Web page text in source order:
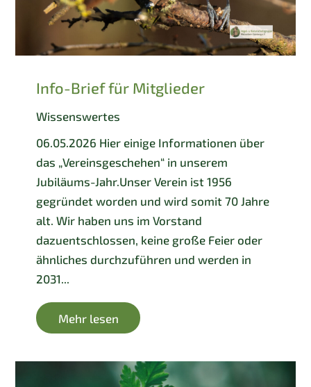
Info-Brief für Mitglieder
Wissenswertes
06.05.2026 Hier einige Informationen über
das „Vereinsgeschehen“ in unserem
Jubiläums-Jahr.Unser Verein ist 1956
gegründet worden und wird somit 70 Jahre
alt. Wir haben uns im Vorstand
dazuentschlossen, keine große Feier oder
ähnliches durchzuführen und werden in
2031...
Mehr lesen